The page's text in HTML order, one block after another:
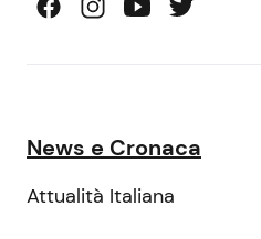
News e Cronaca
Attualità Italiana